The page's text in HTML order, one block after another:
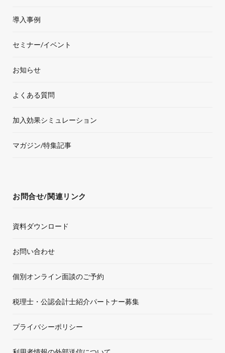
導入事例
セミナー/イベント
お知らせ
よくある質問
加入効果シミュレーション
マガジン/特集記事
お問合せ/関連リンク
資料ダウンロード
お問い合わせ
個別オンライン面談のご予約
税理士・公認会計士紹介パートナー募集
プライバシーポリシー